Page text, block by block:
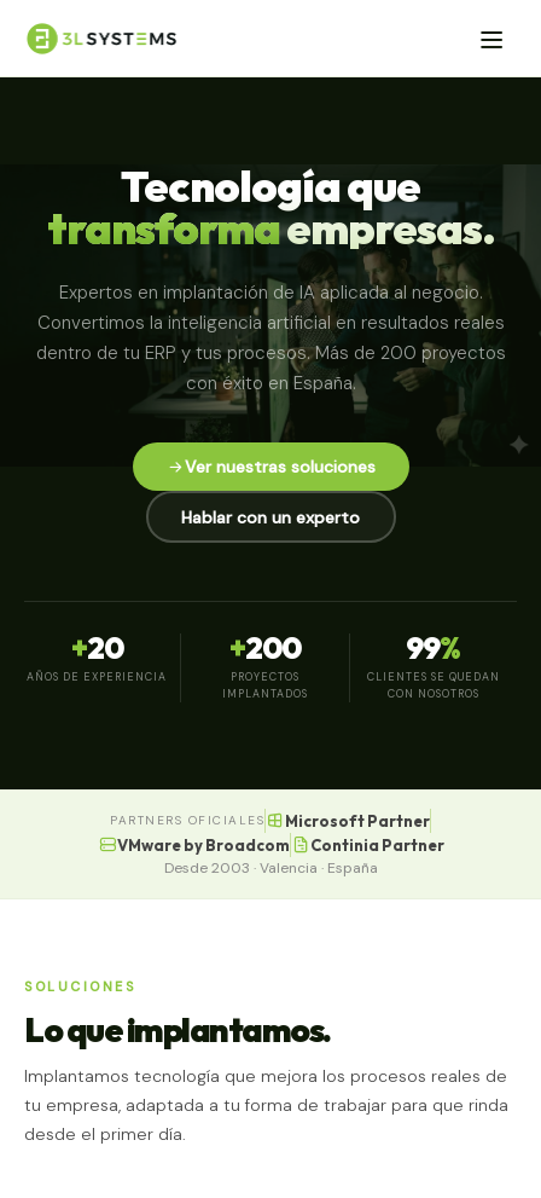
Tecnología que
transformaempresas.
Expertos en implantación de IA aplicada al negocio.
Convertimos la inteligencia artificial en resultados reales
dentro de tu ERP y tus procesos. Más de 200 proyectos
con éxito en España.
Ver nuestras soluciones
Hablar con un experto
+20
AÑOS DE EXPERIENCIA
+200
PROYECTOS
IMPLANTADOS
99%
CLIENTES SE QUEDAN
CON NOSOTROS
PARTNERS OFICIALES
Microsoft Partner
VMware by Broadcom
Continia Partner
Desde 2003 · Valencia · España
SOLUCIONES
Lo que implantamos.
Implantamos tecnología que mejora los procesos reales de
tu empresa, adaptada a tu forma de trabajar para que rinda
desde el primer día.